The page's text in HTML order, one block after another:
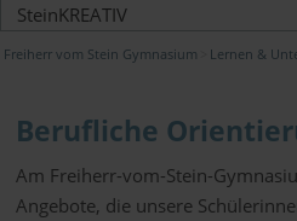
SteinKREATIV
Freiherr vom Stein Gymnasium Lernen &
Berufliche
Am Freiherr-vom-Stein-
Angebote, die unsere